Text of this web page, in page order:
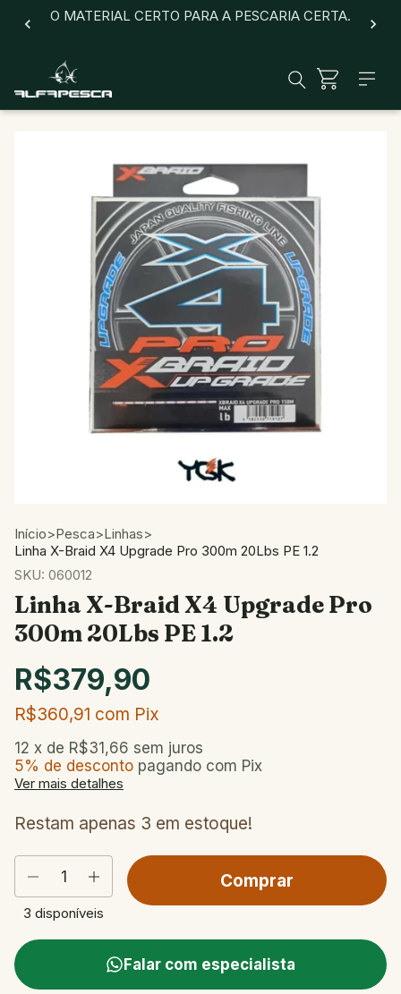
O MATERIAL CERTO PARA A PESCARIA CERTA.
Início>Pesca>Linhas>
Linha X-Braid X4 Upgrade Pro 300m 20Lbs PE 1.2
SKU: 060012
Linha X-Braid X4 Upgrade Pro
300m 20Lbs PE 1.2
R$379,90
R$360,91 com Pix
12 x de R$31,66 sem juros
5% de desconto pagando com Pix
Ver mais detalhes
Restam apenas 3 em estoque!
3 disponíveis
Falar com especialista